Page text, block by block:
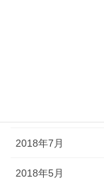
2018年7月
2018年5月